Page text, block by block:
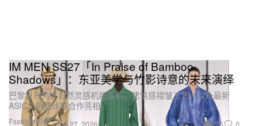
Fashion 时装
IM MEN SS27「In Praise of Bamboo
Shadows」：东亚美学与竹影诗意的未来演绎
巴黎发布秀携自然灵感机能面料、建筑感褶皱工艺，以及最新
ASICS 机能球鞋合作亮相。
776 0